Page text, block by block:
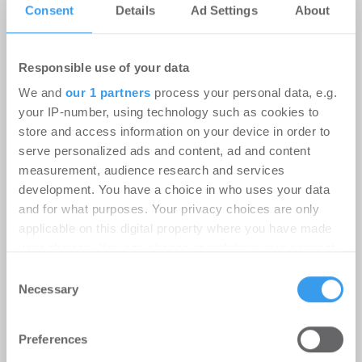
Consent Details Ad Settings About
Responsible use of your data
We and our 1 partners process your personal data, e.g.
your IP-number, using technology such as cookies to
store and access information on your device in order to
serve personalized ads and content, ad and content
measurement, audience research and services
development. You have a choice in who uses your data
and for what purposes. Your privacy choices are only
applicable on this digital property where you have made
the Privacy trigger icon.
Find out more about how your personal data is processed
and set your preferences in the
Selection
Necessary
Preferences
kostenlosen Account, um auf die neusten ...
Instone Group: Starker operativer
Nachfrageerholung
Login für den ganzen Artikel Wenn noch nicht